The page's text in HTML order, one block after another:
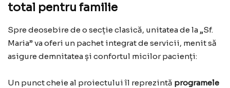
total pentru familie
Spre deosebire de o secție clasică, unitatea de la „Sf.
Maria” va oferi un pachet integrat de servicii, menit să
asigure demnitatea și confortul micilor pacienți:
Un punct cheie al proiectului îl reprezintă programele